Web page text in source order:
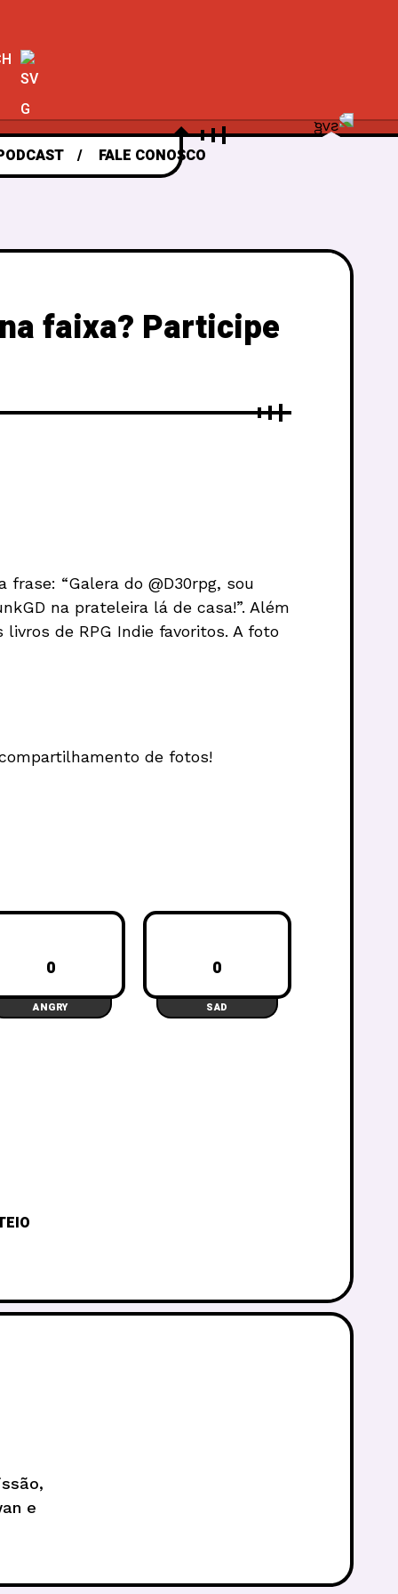
FALE CONOSCO
faixa? Participe
“Galera do @D30rpg, sou
na prateleira lá de casa!”. Além
de RPG Indie favoritos. A foto
de fotos!
0
ANGRY
0
SAD
e